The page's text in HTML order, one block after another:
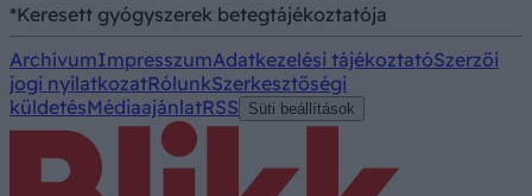
*Keresett gyógyszerek betegtájékoztatója
ArchívumImpresszumAdatkezelési tájékoztatóSzerzői
jogi nyilatkozatRólunkSzerkesztőségi
küldetésMédiaajánlatRSS Süti beállítások